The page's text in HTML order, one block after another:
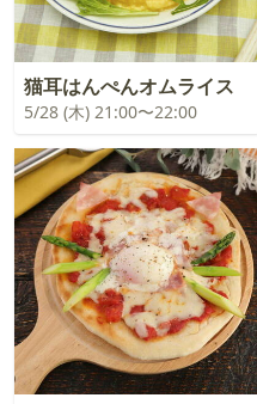
猫耳はんぺんオムライス
5/28 (木) 21:00〜22:00